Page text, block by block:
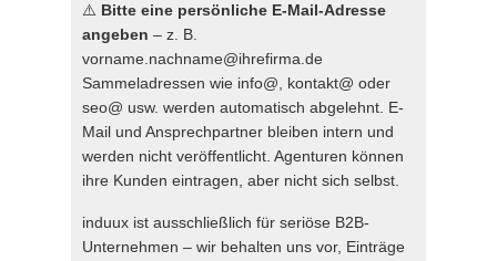
⚠️ Bitte eine persönliche E-Mail-Adresse
angeben – z. B.
vorname.nachname@ihrefirma.de
Sammeladressen wie info@, kontakt@ oder
seo@ usw. werden automatisch abgelehnt. E-
Mail und Ansprechpartner bleiben intern und
werden nicht veröffentlicht. Agenturen können
ihre Kunden eintragen, aber nicht sich selbst.
induux ist ausschließlich für seriöse B2B-
Unternehmen – wir behalten uns vor, Einträge